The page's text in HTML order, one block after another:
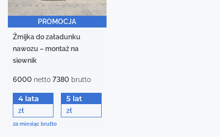
Żmijka do załadunku
nawozu – montaż na
siewnik
6000 netto 7380 brutto
4 lata
zł
5 lat
zł
za miesiąc brutto
PROMOCJA